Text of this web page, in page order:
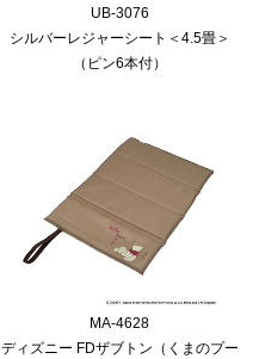
UB-3076
シルバーレジャーシート＜4.5畳＞
（ピン6本付）
MA-4628
ディズニー FDザブトン（くまのプー